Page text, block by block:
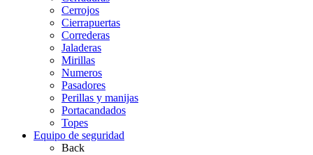
Cerrojos
Cierrapuertas
Correderas
Jaladeras
Mirillas
Numeros
Pasadores
Perillas y manijas
Portacandados
Topes
Equipo de seguridad
Back